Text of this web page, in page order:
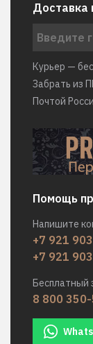
Доставка
Курьер —
Забрать из
Почтой
Помощь
Напишите
+7 921
+7 921
Бесплатный
8 800